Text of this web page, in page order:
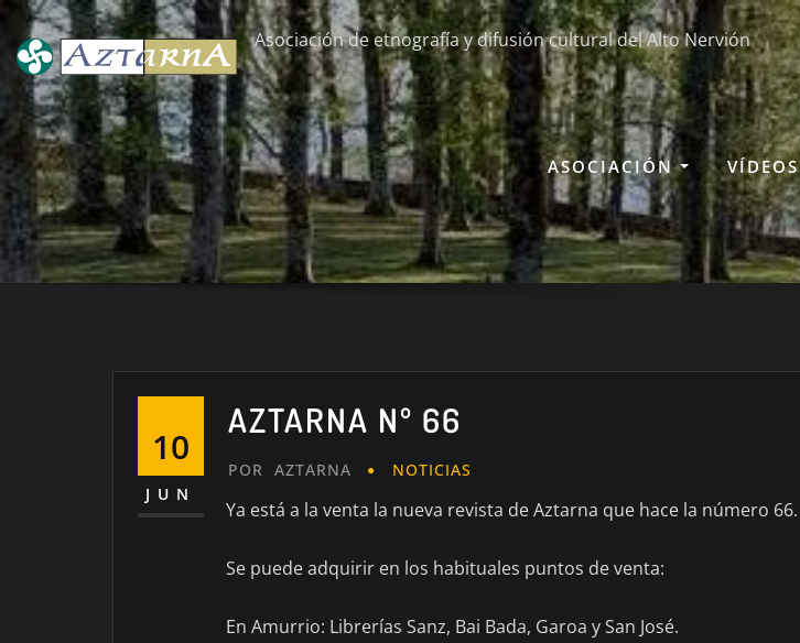
Saltar
contenido
Asociación de etnografía y difusión cultural del Alto Nervión
ASOCIACIÓN VÍDEOS
10
JUN
AZTARNA Nº 66
POR AZTARNA NOTICIAS
Ya está a la venta la nueva revista de Aztarna que hace la número 66.
Se puede adquirir en los habituales puntos de venta:
En Amurrio: Librerías Sanz, Bai Bada, Garoa y San José.